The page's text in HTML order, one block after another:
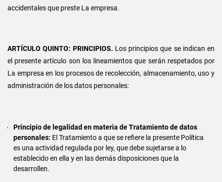
accidentales que preste La empresa.
ARTÍCULO QUINTO: PRINCIPIOS. Los principios que se indican en
el presente artículo son los lineamientos que serán respetados por
La empresa en los procesos de recolección, almacenamiento, uso y
administración de los datos personales:
Principio de legalidad en materia de Tratamiento de datos
personales: El Tratamiento a que se refiere la presente Política
es una actividad regulada por ley, que debe sujetarse a lo
establecido en ella y en las demás disposiciones que la
desarrollen.